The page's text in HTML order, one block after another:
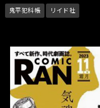
鬼平犯科帳 リイド社